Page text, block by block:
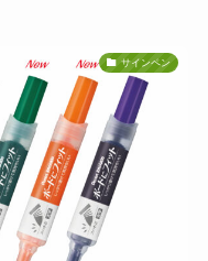
サインペン